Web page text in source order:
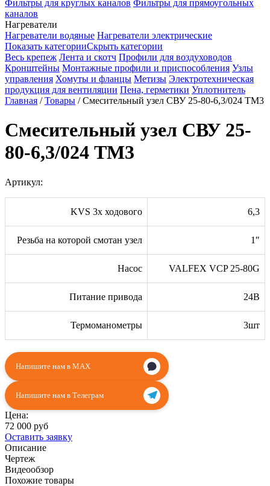
Фильтры для круглых каналов Фильтры для прямоугольных
каналов
Нагреватели
Нагреватели водяные Нагреватели электрические
Показать категорииСкрыть категории
Весь крепеж Лента и скотч Профили для воздуховодов
Кронштейны Монтажные профили и приспособления Узлы
управления Хомуты и фланцы Метизы Электротехническая
продукция для вентиляции Пена, герметики Уплотнитель
Главная /Товары /Смесительный узел СВУ 25-80-6,3/024 TМ3
Смесительный узел СВУ 25-
80-6,3/024 TМ3
Артикул:
KVS 3х ходового 6,3
Резьба на которой смотан узел 1″
Насос VALFEX VCP 25-80G
Питание привода 24В
Термоманометры 3шт
Напишите нам в MAX
Напишите нам в Телеграм
Цена:
72 000 руб
Оставить заявку
Описание
Чертеж
Видеообзор
Похожие товары